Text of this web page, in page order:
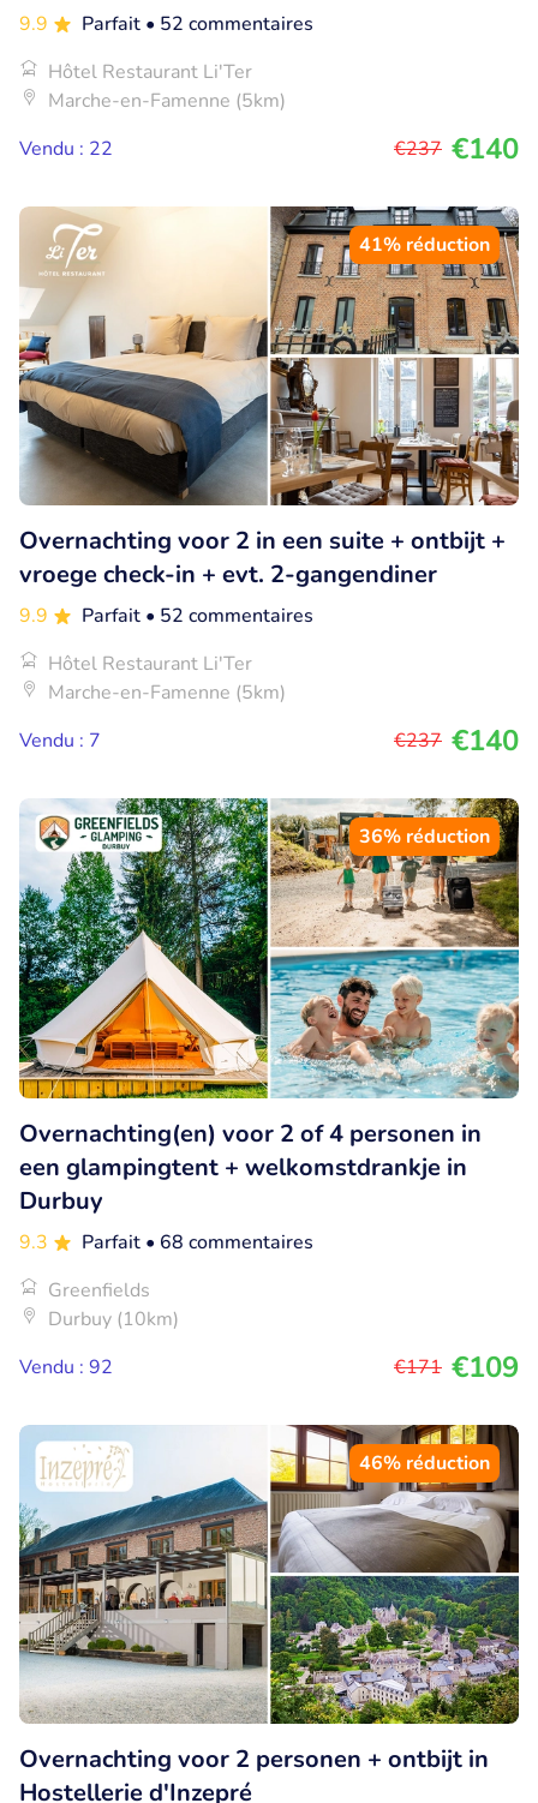
9.9 Parfait • 52 commentaires
Hôtel Restaurant Li'Ter
Marche-en-Famenne (5km)
Vendu : 22
€237 €140
41% réduction
Overnachting voor 2 in een suite + ontbijt +
vroege check-in + evt. 2-gangendiner
9.9 Parfait • 52 commentaires
Hôtel Restaurant Li'Ter
Marche-en-Famenne (5km)
Vendu : 7
€237 €140
36% réduction
Overnachting(en) voor 2 of 4 personen in
een glampingtent + welkomstdrankje in
Durbuy
9.3 Parfait • 68 commentaires
Greenfields
Durbuy (10km)
Vendu : 92
€171 €109
46% réduction
Overnachting voor 2 personen + ontbijt in
Hostellerie d'Inzepré